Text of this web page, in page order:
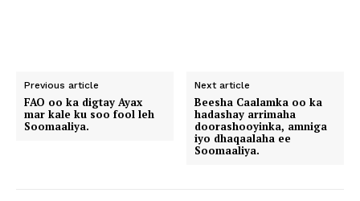
Previous article
FAO oo ka digtay Ayax
mar kale ku soo fool leh
Soomaaliya.
Next article
Beesha Caalamka oo ka
hadashay arrimaha
doorashooyinka, amniga
iyo dhaqaalaha ee
Soomaaliya.